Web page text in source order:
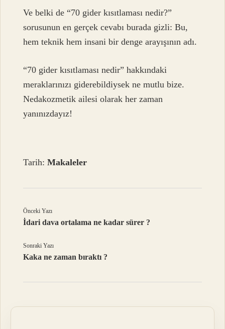
Ve belki de “70 gider kısıtlaması nedir?”
sorusunun en gerçek cevabı burada gizli: Bu,
hem teknik hem insani bir denge arayışının adı.
“70 gider kısıtlaması nedir” hakkındaki
meraklarınızı giderebildiysek ne mutlu bize.
Nedakozmetik ailesi olarak her zaman
yanınızdayız!
Tarih:Makaleler
Önceki Yazı
İdari dava ortalama ne kadar sürer ?
Sonraki Yazı
Kaka ne zaman bıraktı ?